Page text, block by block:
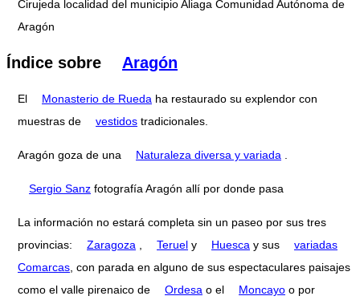
Cirujeda localidad del municipio Aliaga Comunidad Autónoma de
Aragón
Índice sobre Aragón
El Monasterio de Rueda ha restaurado su explendor con
muestras de
vestidos tradicionales.
Aragón goza de una Naturaleza diversa y variada
Sergio Sanz fotografía Aragón allí por donde pasa
La información no estará completa sin un paseo por sus tres
provincias:
Zaragoza Teruel y Huesca y sus
variadas
Comarcas , con parada en alguno de sus espectaculares paisajes
como el valle pirenaico de
Ordesa o el Moncayo o por